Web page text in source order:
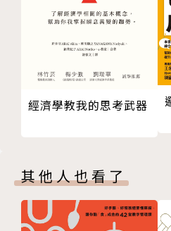
本書特色
1 對於原本已在關注AI趨
書首次提出的AI＋概念，將
一步拉升至串聯各產業的「
的串聯與融合，才是下一個
2 對於尚未開始關注AI趨
書不僅能讓你從循序漸進理解
所帶來的好處竟然如此貼近
作者簡介
作者簡介
參考資料
藍濤生態系簡介
版權頁
經濟學教我的思考武器
其他人也看了